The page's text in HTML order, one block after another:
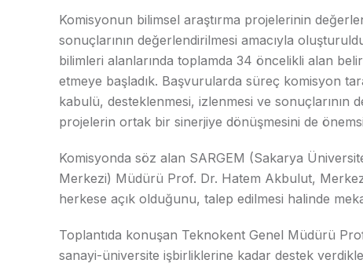
Komisyonun bilimsel araştırma projelerinin
sonuçlarının değerlendirilmesi amacıyla
bilimleri alanlarında toplamda 34 öncelikli alan
etmeye başladık. Başvurularda süreç komisyon
kabulü, desteklenmesi, izlenmesi ve sonuçlarının
projelerin ortak bir sinerjiye dönüşmesini de
Komisyonda söz alan SARGEM (Sakarya
Merkezi) Müdürü Prof. Dr. Hatem Akbulut,
herkese açık olduğunu, talep edilmesi halinde
Toplantıda konuşan Teknokent Genel Müdürü
sanayi-üniversite işbirliklerine kadar destek